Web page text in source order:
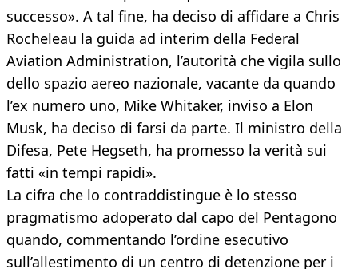
successo». A tal fine, ha deciso di affidare a Chris
Rocheleau la guida ad interim della Federal
Aviation Administration, l’autorità che vigila sullo
dello spazio aereo nazionale, vacante da quando
l’ex numero uno, Mike Whitaker, inviso a Elon
Musk, ha deciso di farsi da parte. Il ministro della
Difesa, Pete Hegseth, ha promesso la verità sui
fatti «in tempi rapidi».
La cifra che lo contraddistingue è lo stesso
pragmatismo adoperato dal capo del Pentagono
quando, commentando l’ordine esecutivo
sull’allestimento di un centro di detenzione per i